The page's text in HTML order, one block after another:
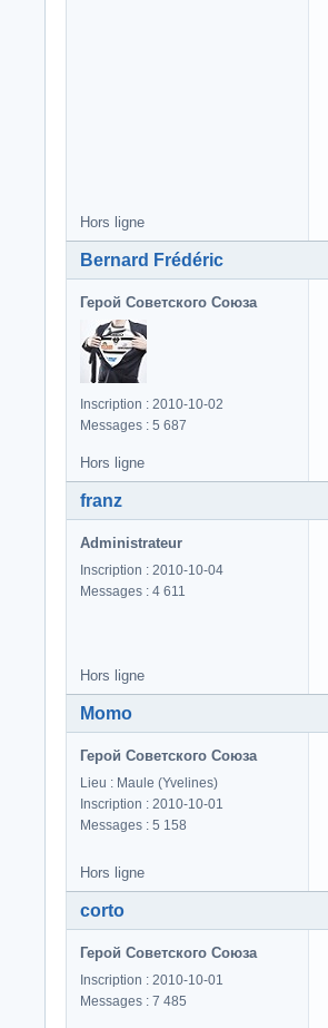
Hors ligne
Bernard Frédéric
Герой Советского Союза
Inscription : 2010-10-02
Messages : 5 687
Hors ligne
franz
Administrateur
Inscription : 2010-10-04
Messages : 4 611
Hors ligne
Momo
Герой Советского Союза
Lieu : Maule (Yvelines)
Inscription : 2010-10-01
Messages : 5 158
Hors ligne
corto
Герой Советского Союза
Inscription : 2010-10-01
Messages : 7 485